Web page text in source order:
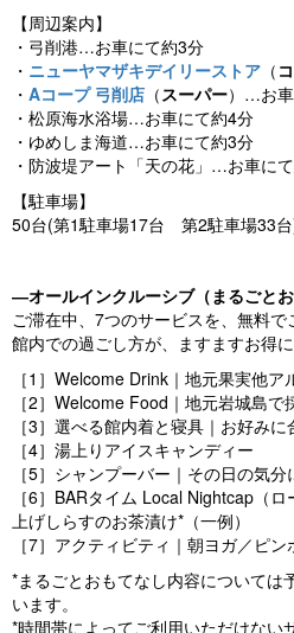
【周辺案内】
・弓削港…お車にて約3分
・ ニューヤマザキデイリーストア （
・ Aコープ 弓削店 （ スーパー）…お
・松原海水浴場…お車にて約4分
・ゆめしま海道…お車にて約3分
・防波堤アート「天の花」…お車に
【駐車場】
50台(第1駐車場17台 第2駐車場33
―オールインクルーシブ（まるごと
ご滞在中、7つのサービスを、無料で
館内での過ごし方が、ますますお得
［1］Welcome Drink｜地元果実他
［2］Welcome Food｜地元岩城島
［3］選べる館内着と寝具｜お好みに
［4］湯上りアイスキャンディー
［5］シャンプーバー｜その日の気
［6］BARタイム Local Nightcap（
上げしらすのお茶漬け*（一例）
［7］アクティビティ｜朝ヨガ／ピ
*まるごとおもてなし内容については
います。
*時間帯によってご利用いただけない